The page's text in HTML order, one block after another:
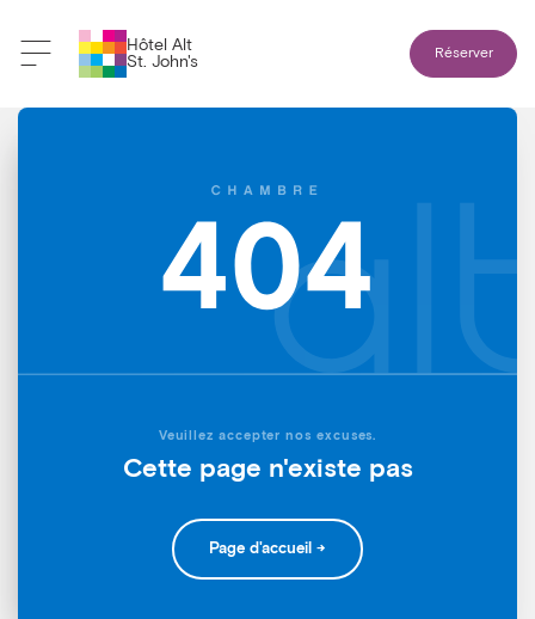
Hôtel Alt
St. John's
Réserver
Veuillez accepter nos excuses.
Cette page n'existe pas
Page d'accueil →